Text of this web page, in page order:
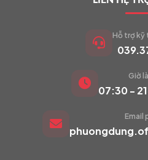
VIETCAM.VN
Đang trực tuyến
Hỗ trợ
Giờ
07:30 -
Email